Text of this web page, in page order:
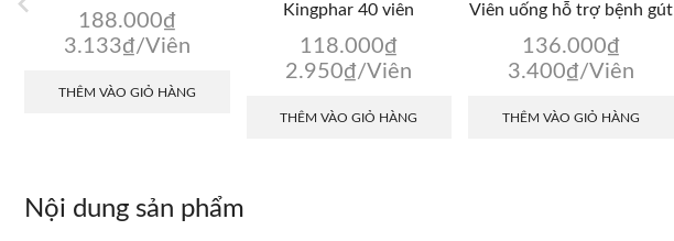
188.000₫
3.133₫/Viên
THÊM VÀO GIỎ HÀNG
Kingphar 40 viên
118.000₫
2.950₫/Viên
THÊM VÀO GIỎ HÀNG
Viên uống hỗ trợ bệnh gút
136.000₫
3.400₫/Viên
THÊM VÀO GIỎ HÀNG
Nội dung sản phẩm